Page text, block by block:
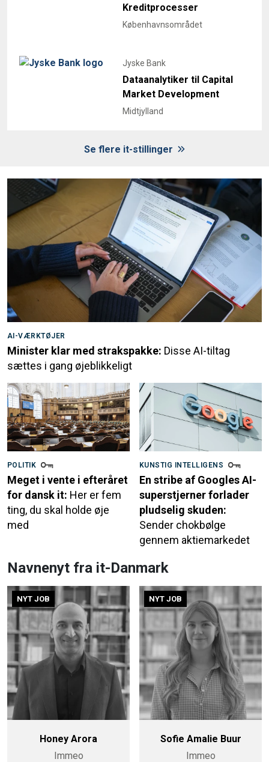
Kreditprocesser
Københavnsområdet
Jyske Bank
Dataanalytiker til Capital
Market Development
Midtjylland
Se flere it-stillinger
AI-VÆRKTØJER
Minister klar med strakspakke: Disse AI-tiltag
sættes i gang øjeblikkeligt
POLITIK
Meget i vente i efteråret
for dansk it: Her er fem
ting, du skal holde øje
med
KUNSTIG INTELLIGENS
En stribe af Googles AI-
superstjerner forlader
pludselig skuden:
Sender chokbølge
gennem aktiemarkedet
Navnenyt fra it-Danmark
NYT JOB
Honey Arora
Immeo
NYT JOB
Sofie Amalie Buur
Immeo